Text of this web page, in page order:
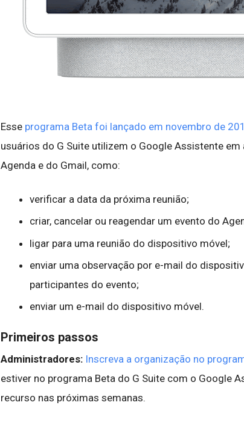
Esse programa Beta foi lançado em novembro de
usuários do G Suite utilizem o Google Assistente
Agenda e do Gmail, como:
verificar a data da próxima reunião;
criar, cancelar ou reagendar um evento do
ligar para uma reunião do dispositivo móvel;
enviar uma observação por e-mail do
participantes do evento;
enviar um e-mail do dispositivo móvel.
Primeiros passos
Administradores: Inscreva a organização no
estiver no programa Beta do G Suite com o Google
recurso nas próximas semanas.